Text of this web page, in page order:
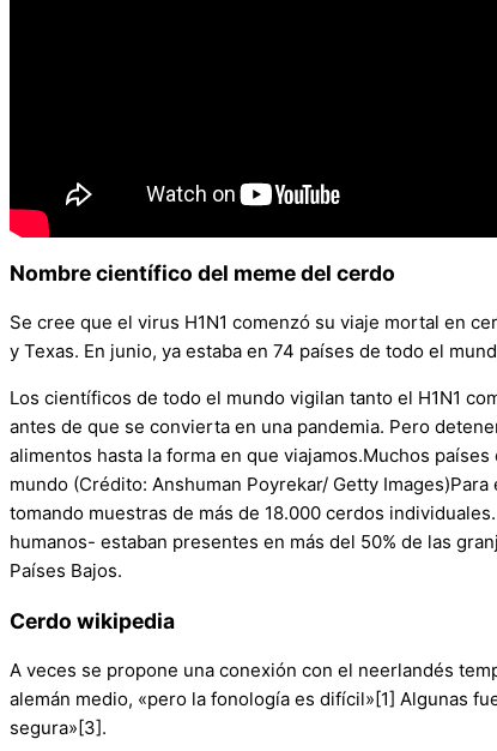
Nombre científico del meme del cerdo
Se cree que el virus H1N1 comenzó su viaje mortal en
y Texas. En junio, ya estaba en 74 países de todo el
Los científicos de todo el mundo vigilan tanto el H1N1
antes de que se convierta en una pandemia. Pero
alimentos hasta la forma en que viajamos.Muchos
mundo (Crédito: Anshuman Poyrekar/ Getty
tomando muestras de más de 18.000 cerdos
humanos- estaban presentes en más del 50% de las
Países Bajos.
Cerdo wikipedia
A veces se propone una conexión con el neerlandés
alemán medio, «pero la fonología es difícil»[1] Algunas
segura»[3].